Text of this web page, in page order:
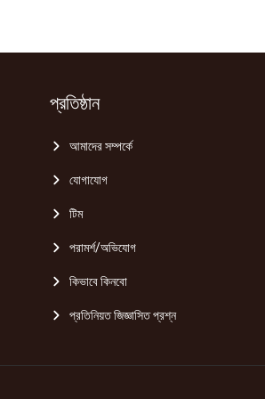
প্রতিষ্ঠান
আমাদের সম্পর্কে
যোগাযোগ
টিম
পরামর্শ/অভিযোগ
কিভাবে কিনবো
প্রতিনিয়ত জিজ্ঞাসিত প্রশ্ন